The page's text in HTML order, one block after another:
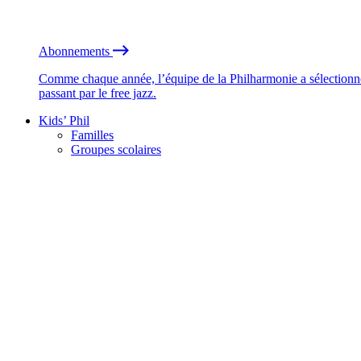
Abonnements
Comme chaque année, l’équipe de la Philharmonie a
passant par le free jazz.
Kids’ Phil
Familles
Groupes scolaires